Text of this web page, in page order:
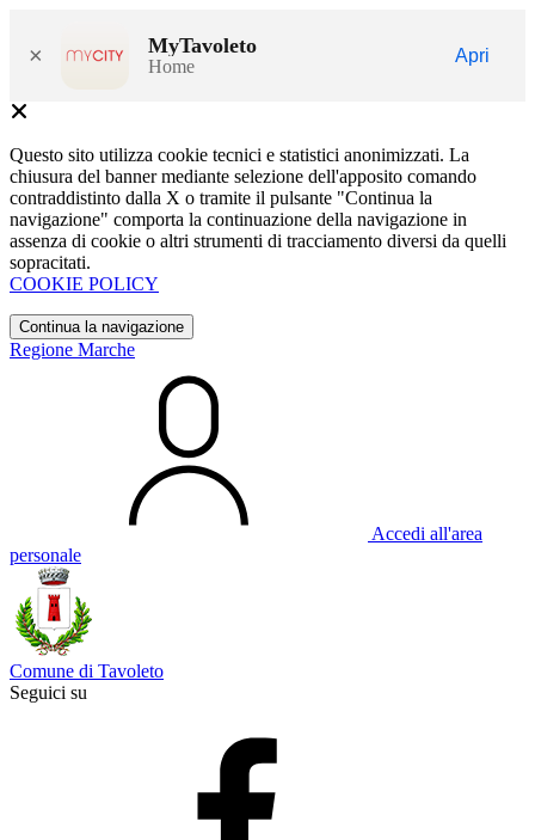
× MyTavoleto
Home
Apri
Questo sito utilizza cookie tecnici e statistici anonimizzati. La
chiusura del banner mediante selezione dell'apposito comando
contraddistinto dalla X o tramite il pulsante "Continua la
navigazione" comporta la continuazione della navigazione in
assenza di cookie o altri strumenti di tracciamento diversi da quelli
sopracitati.
COOKIE POLICY
Continua la navigazione
Regione Marche
Accedi all'area
personale
Comune di Tavoleto
Seguici su